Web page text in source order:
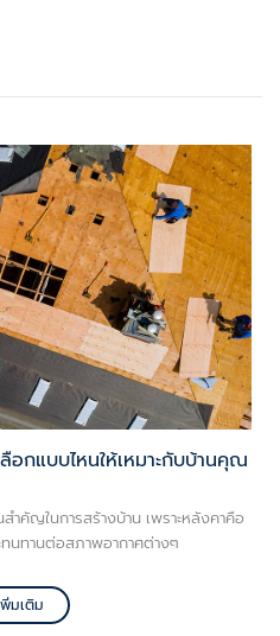
อกแบบไหนให้เหมาะกับบ้านคุณ
คัญในการสร้างบ้าน เพราะหลังคาคือ
นทานต่อสภาพอากาศต่างๆ
มเติม